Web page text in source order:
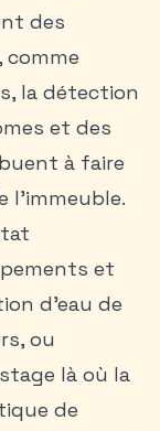
des
comme
la détection
et des
à faire
l’immeuble.
et
d’eau de
ou
là où la
de